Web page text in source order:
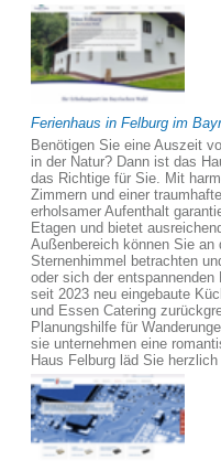
Ferienhaus in Felburg im
Benötigen Sie eine Auszeit
in der Natur? Dann ist das
das Richtige für Sie. Mit
Zimmern und einer
erholsamer Aufenthalt
Etagen und bietet
Außenbereich können Sie
Sternenhimmel betrachten
oder sich der
seit 2023 neu eingebaute
und Essen Catering
Planungshilfe für
sie unternehmen eine
Haus Felburg läd Sie herzlich